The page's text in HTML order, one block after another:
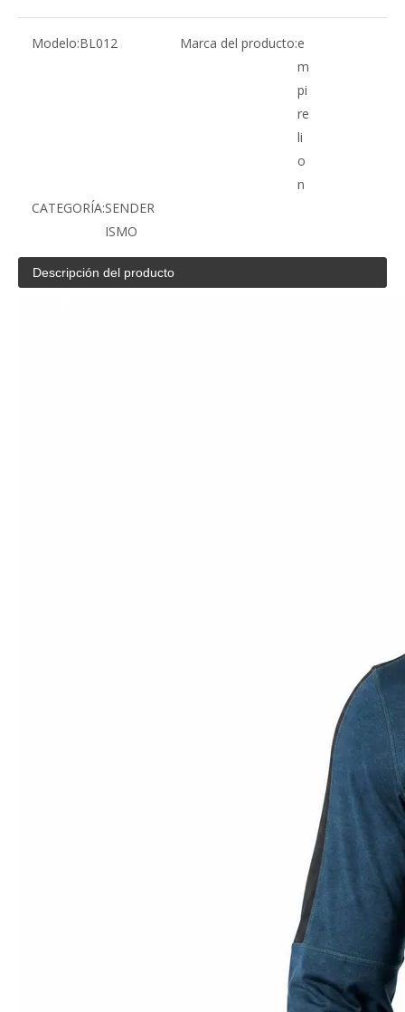
Modelo:BL012 Marca del producto:e
m
pi
re
li
o
n
CATEGORÍA:SENDER
ISMO
Descripción del producto